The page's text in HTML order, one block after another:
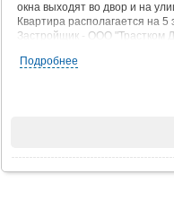
окна выходят во двор и на
Квартира располагается на
Застройщик - ООО "Трастком
Подземная парковка на 180
Подробнее